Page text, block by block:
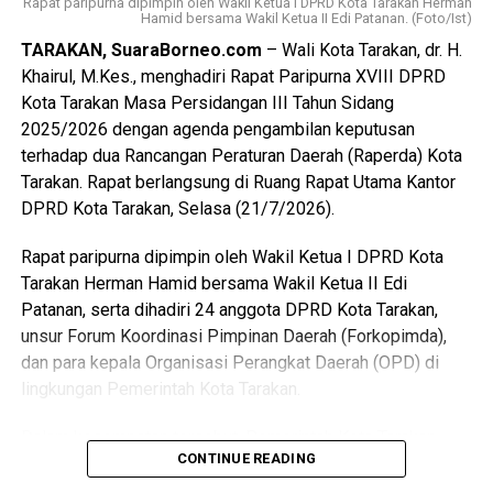
Hamid bersama Wakil Ketua II Edi Patanan. (Foto/Ist)
TARAKAN, SuaraBorneo.com – Wali Kota Tarakan, dr. H.
Khairul, M.Kes., menghadiri Rapat Paripurna XVIII DPRD
Kota Tarakan Masa Persidangan III Tahun Sidang
2025/2026 dengan agenda pengambilan keputusan
terhadap dua Rancangan Peraturan Daerah (Raperda) Kota
Tarakan. Rapat berlangsung di Ruang Rapat Utama Kantor
DPRD Kota Tarakan, Selasa (21/7/2026).
Rapat paripurna dipimpin oleh Wakil Ketua I DPRD Kota
Tarakan Herman Hamid bersama Wakil Ketua II Edi
Patanan, serta dihadiri 24 anggota DPRD Kota Tarakan,
unsur Forum Koordinasi Pimpinan Daerah (Forkopimda),
dan para kepala Organisasi Perangkat Daerah (OPD) di
lingkungan Pemerintah Kota Tarakan.
Dalam kesempatan tersebut, Pemerintah Kota Tarakan
menyampaikan persetujuan terhadap Rancangan Peraturan
CONTINUE READING